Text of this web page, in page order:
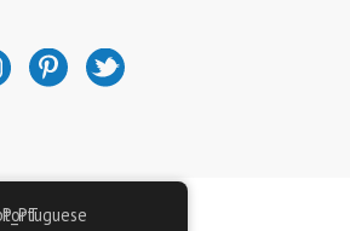
Portuguese